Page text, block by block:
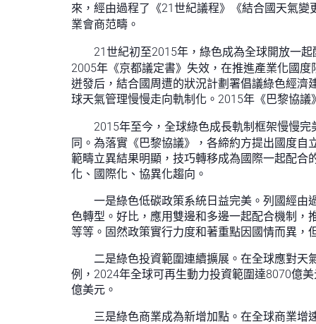
來，經由過程了《21世紀議程》《結合國天氣
業會商范疇。
21世紀初至2015年，綠色成為全球開放一起
2005年《京都議定書》失效，在推進產業化國
迸發后，結合國周遭的狀況計劃署倡議綠色經
球天氣管理慢慢走向軌制化。2015年《巴黎協
2015年至今，全球綠色成長軌制框架慢慢
同。為落實《巴黎協議》，各締約方提出國度
範疇立異結果明顯，技巧轉移成為國際一起配
化、國際化、協異化趨向。
一是綠色低碳政策系統日益完美。列國經由
色轉型。好比，應用雙邊和多邊一起配合機制
等等。固然政策實行力度和著重點因國情而異
二是綠色投資範圍連續擴展。在全球應對
例，2024年全球可再生動力投資範圍達8070億
億美元。
三是綠色商業成為新增加點。在全球商業增